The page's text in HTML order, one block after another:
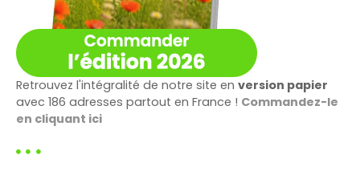
Retrouvez l'intégralité de notre site en version papier
avec 186 adresses partout en France ! Commandez-le
en cliquant ici